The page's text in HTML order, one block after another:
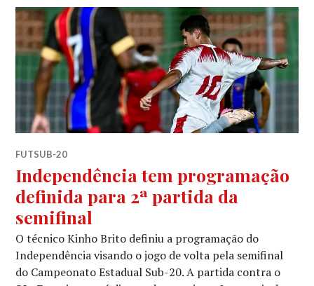
FUTSUB-20
Independência tem programação
definida para 2ª partida da
semifinal
O técnico Kinho Brito definiu a programação do
Independência visando o jogo de volta pela semifinal
do Campeonato Estadual Sub-20. A partida contra o